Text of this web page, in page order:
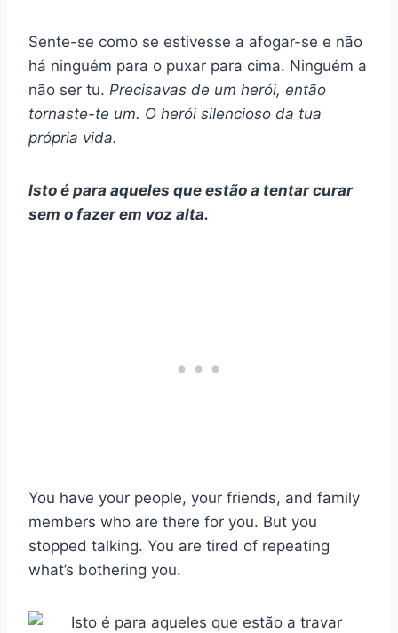
Sente-se como se estivesse a afogar-se e não
há ninguém para o puxar para cima. Ninguém a
não ser tu. Precisavas de um herói, então
tornaste-te um. O herói silencioso da tua
própria vida.
Isto é para aqueles que estão a tentar curar
sem o fazer em voz alta.
You have your people, your friends, and family
members who are there for you. But you
stopped talking. You are tired of repeating
what’s bothering you.